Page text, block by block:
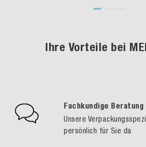
Ihre Vorteile bei
Fachkundige Beratung
Unsere
persönlich für Sie da